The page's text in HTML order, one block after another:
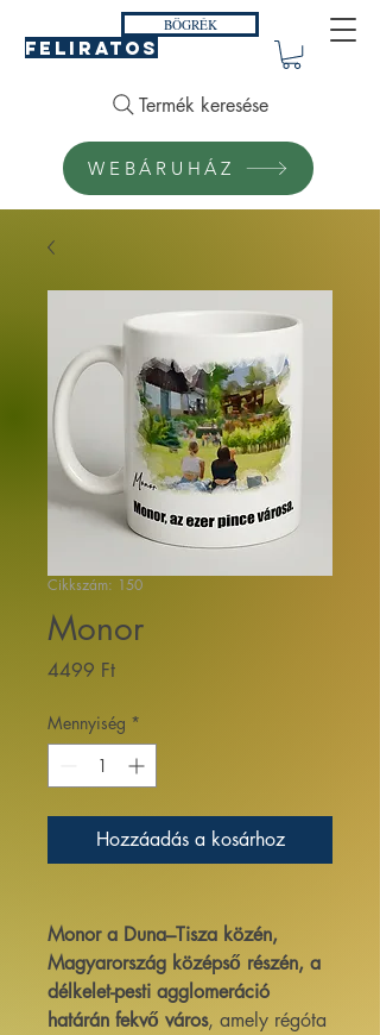
FELIRATOS
BÖGRÉK
Termék keresése
WEBÁRUHÁZ
Cikkszám: 150
Monor
4499 FtÁr
Mennyiség *
Hozzáadás a kosárhoz
Monor a Duna–Tisza közén,
Magyarország középső részén, a
délkelet-pesti agglomeráció
határán fekvő város, amely régóta